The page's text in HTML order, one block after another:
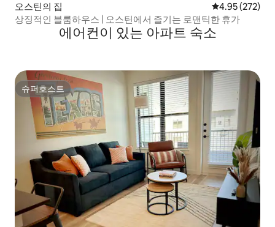
오스틴의 집 평점 4.95점(5
4.95 (272)
상징적인 블룸하우스 | 오스틴에서 즐기는 로맨틱한 휴가
에어컨이 있는 아파트 숙소
슈퍼호스트
슈퍼호스트